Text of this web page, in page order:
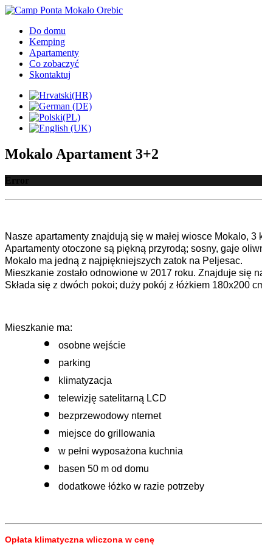
Do domu
Kemping
Apartamenty
Co zobaczyć
Skontaktuj
Mokalo Apartament 3+2
Error
Nasze apartamenty znajdują się w małej wiosce Mokalo,
Apartamenty otoczone są piękną przyrodą; sosny, gaje
Mokalo ma jedną z najpiękniejszych zatok na Peljesac.
Mieszkanie zostało odnowione w 2017 roku. Znajduje się
Składa się z dwóch pokoi; duży pokój z łóżkiem 180x200
Mieszkanie ma:
osobne wejście
parking
klimatyzacja
telewizję satelitarną LCD
bezprzewodowy nternet
miejsce do grillowania
w pełni wyposażona kuchnia
basen 50 m od domu
dodatkowe łóżko w razie potrzeby
Opłata klimatyczna wliczona w cenę